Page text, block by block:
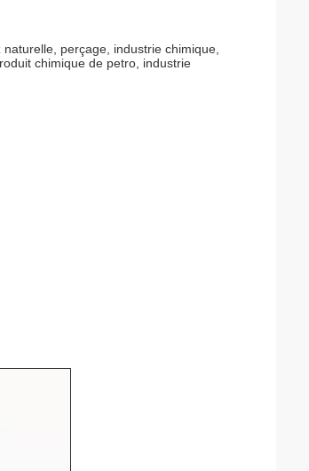
perçage, industrie chimique,
chimique de petro, industrie